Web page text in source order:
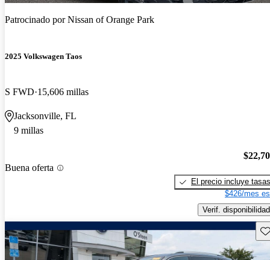
Patrocinado porNissan of Orange Park
2025 Volkswagen Taos
S FWD 15,606 millas
Jacksonville, FL
9 millas
Buena oferta
El precio incluye tasas
$426/mes
Verif. disponibilidad